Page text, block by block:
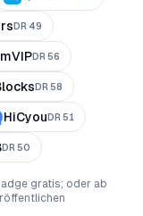
DR 49
DR 56
DR 58
HiCyou DR 51
DR 50
gratis; oder ab